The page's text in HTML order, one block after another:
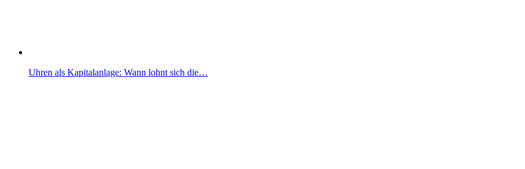
Uhren als Kapitalanlage: Wann lohnt sich die…